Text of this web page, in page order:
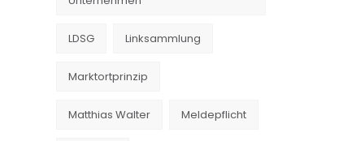
LDSG Linksammlung
Marktortprinzip
Matthias Walter Meldepflicht